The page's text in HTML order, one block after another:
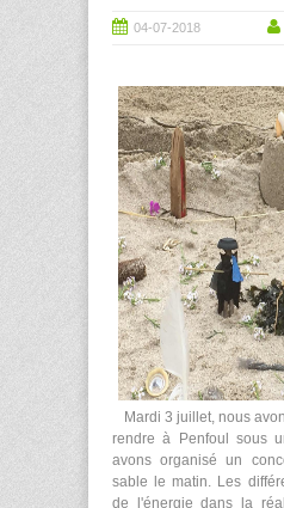
04-07-2018
Mardi 3 juillet, nous
rendre à Penfoul sous
avons organisé un
sable le matin. Les
de l'énergie dans la